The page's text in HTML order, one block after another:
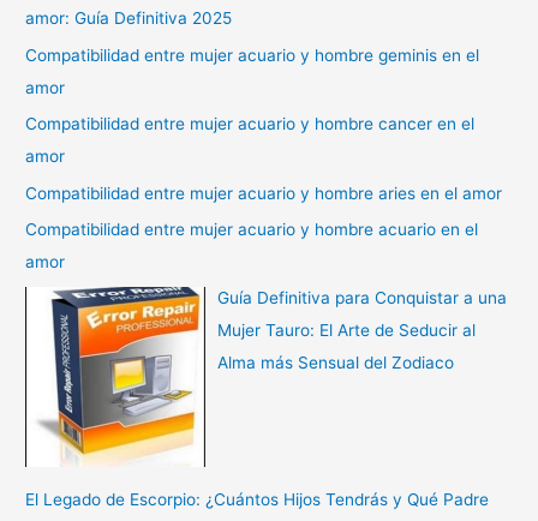
amor: Guía Definitiva 2025
Compatibilidad entre mujer acuario y hombre geminis en el
amor
Compatibilidad entre mujer acuario y hombre cancer en el
amor
Compatibilidad entre mujer acuario y hombre aries en el amor
Compatibilidad entre mujer acuario y hombre acuario en el
amor
Guía Definitiva para Conquistar a una
Mujer Tauro: El Arte de Seducir al
Alma más Sensual del Zodiaco
El Legado de Escorpio: ¿Cuántos Hijos Tendrás y Qué Padre